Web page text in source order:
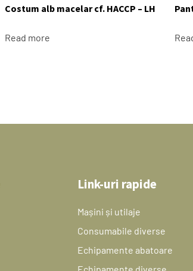
Costum alb macelar cf. HACCP – LH
Read more
Link-uri rapide
Mașini și utilaje
Consumabile diverse
Echipamente abatoare
Echipamente diverse